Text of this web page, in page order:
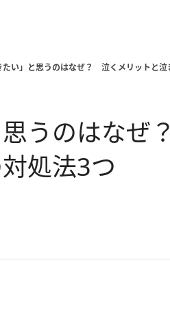
たい」と思うのはなぜ？ 泣くメリットと
思うのはな
処法3つ